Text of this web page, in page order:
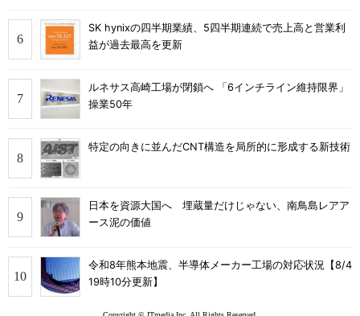
SK hynixの四半期業績、5四半期連続で売上高と営業利
益が過去最高を更新
ルネサス高崎工場が閉鎖へ 「6インチライン維持限界」
操業50年
特定の向きに並んだCNT構造を局所的に形成する新技術
日本を資源大国へ 埋蔵量だけじゃない、南鳥島レアア
ース泥の価値
令和8年熊本地震、半導体メーカー工場の対応状況【8/4
19時10分更新】